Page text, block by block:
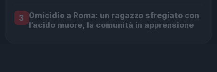
3 Omicidio a Roma: un ragazzo sfregiato con
l’acido muore, la comunità in apprensione